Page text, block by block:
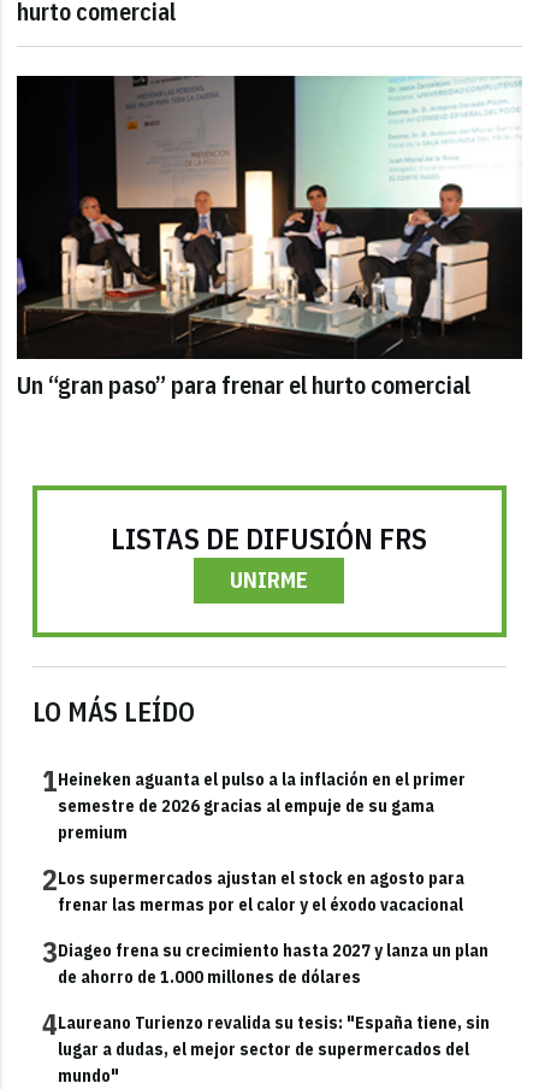
hurto comercial
Un “gran paso” para frenar el hurto comercial
LISTAS DE DIFUSIÓN FRS
UNIRME
LO MÁS LEÍDO
1Heineken aguanta el pulso a la inflación en el primer
semestre de 2026 gracias al empuje de su gama
premium
2Los supermercados ajustan el stock en agosto para
frenar las mermas por el calor y el éxodo vacacional
3Diageo frena su crecimiento hasta 2027 y lanza un plan
de ahorro de 1.000 millones de dólares
4Laureano Turienzo revalida su tesis: "España tiene, sin
lugar a dudas, el mejor sector de supermercados del
mundo"